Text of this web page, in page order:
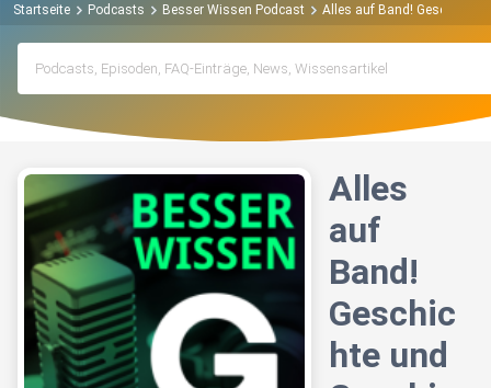
Startseite Podcasts Besser Wissen Podcast Alles auf Band! Geschichte
Alles
auf
Band!
Geschic
hte und